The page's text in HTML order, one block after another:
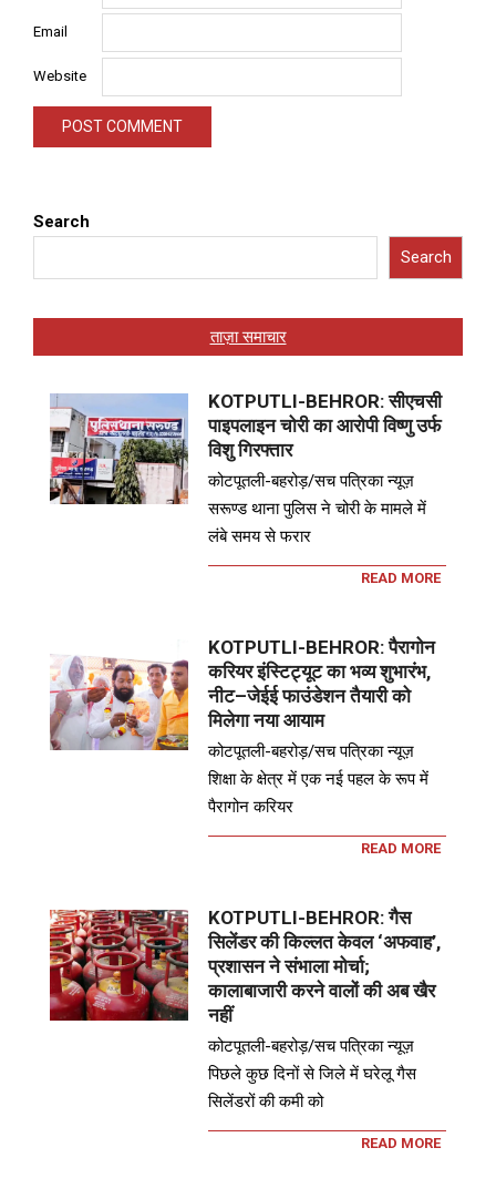
Email
Website
Search
Search
ताज़ा समाचार
KOTPUTLI-BEHROR: सीएचसी
पाइपलाइन चोरी का आरोपी विष्णु उर्फ
विशु गिरफ्तार
कोटपूतली-बहरोड़/सच पत्रिका न्यूज़
सरूण्ड थाना पुलिस ने चोरी के मामले में
लंबे समय से फरार
READ MORE
KOTPUTLI-BEHROR: पैरागोन
करियर इंस्टिट्यूट का भव्य शुभारंभ,
नीट–जेईई फाउंडेशन तैयारी को
मिलेगा नया आयाम
कोटपूतली-बहरोड़/सच पत्रिका न्यूज़
शिक्षा के क्षेत्र में एक नई पहल के रूप में
पैरागोन करियर
READ MORE
KOTPUTLI-BEHROR: गैस
सिलेंडर की किल्लत केवल ‘अफवाह’,
प्रशासन ने संभाला मोर्चा;
कालाबाजारी करने वालों की अब खैर
नहीं
कोटपूतली-बहरोड़/सच पत्रिका न्यूज़
पिछले कुछ दिनों से जिले में घरेलू गैस
सिलेंडरों की कमी को
READ MORE